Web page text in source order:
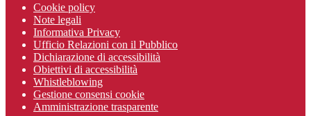
Cookie policy
Note legali
Informativa Privacy
Ufficio Relazioni con il Pubblico
Dichiarazione di accessibilità
Obiettivi di accessibilità
Whistleblowing
Gestione consensi cookie
Amministrazione trasparente